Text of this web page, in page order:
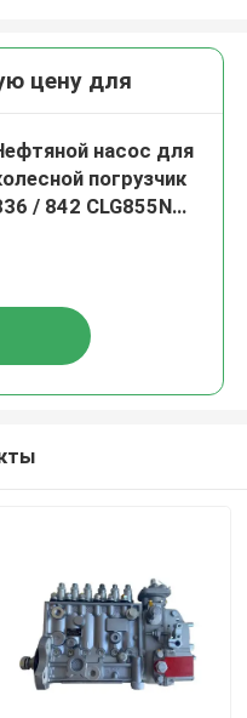
цену для
насос для
погрузчик
/ 842 CLG855N